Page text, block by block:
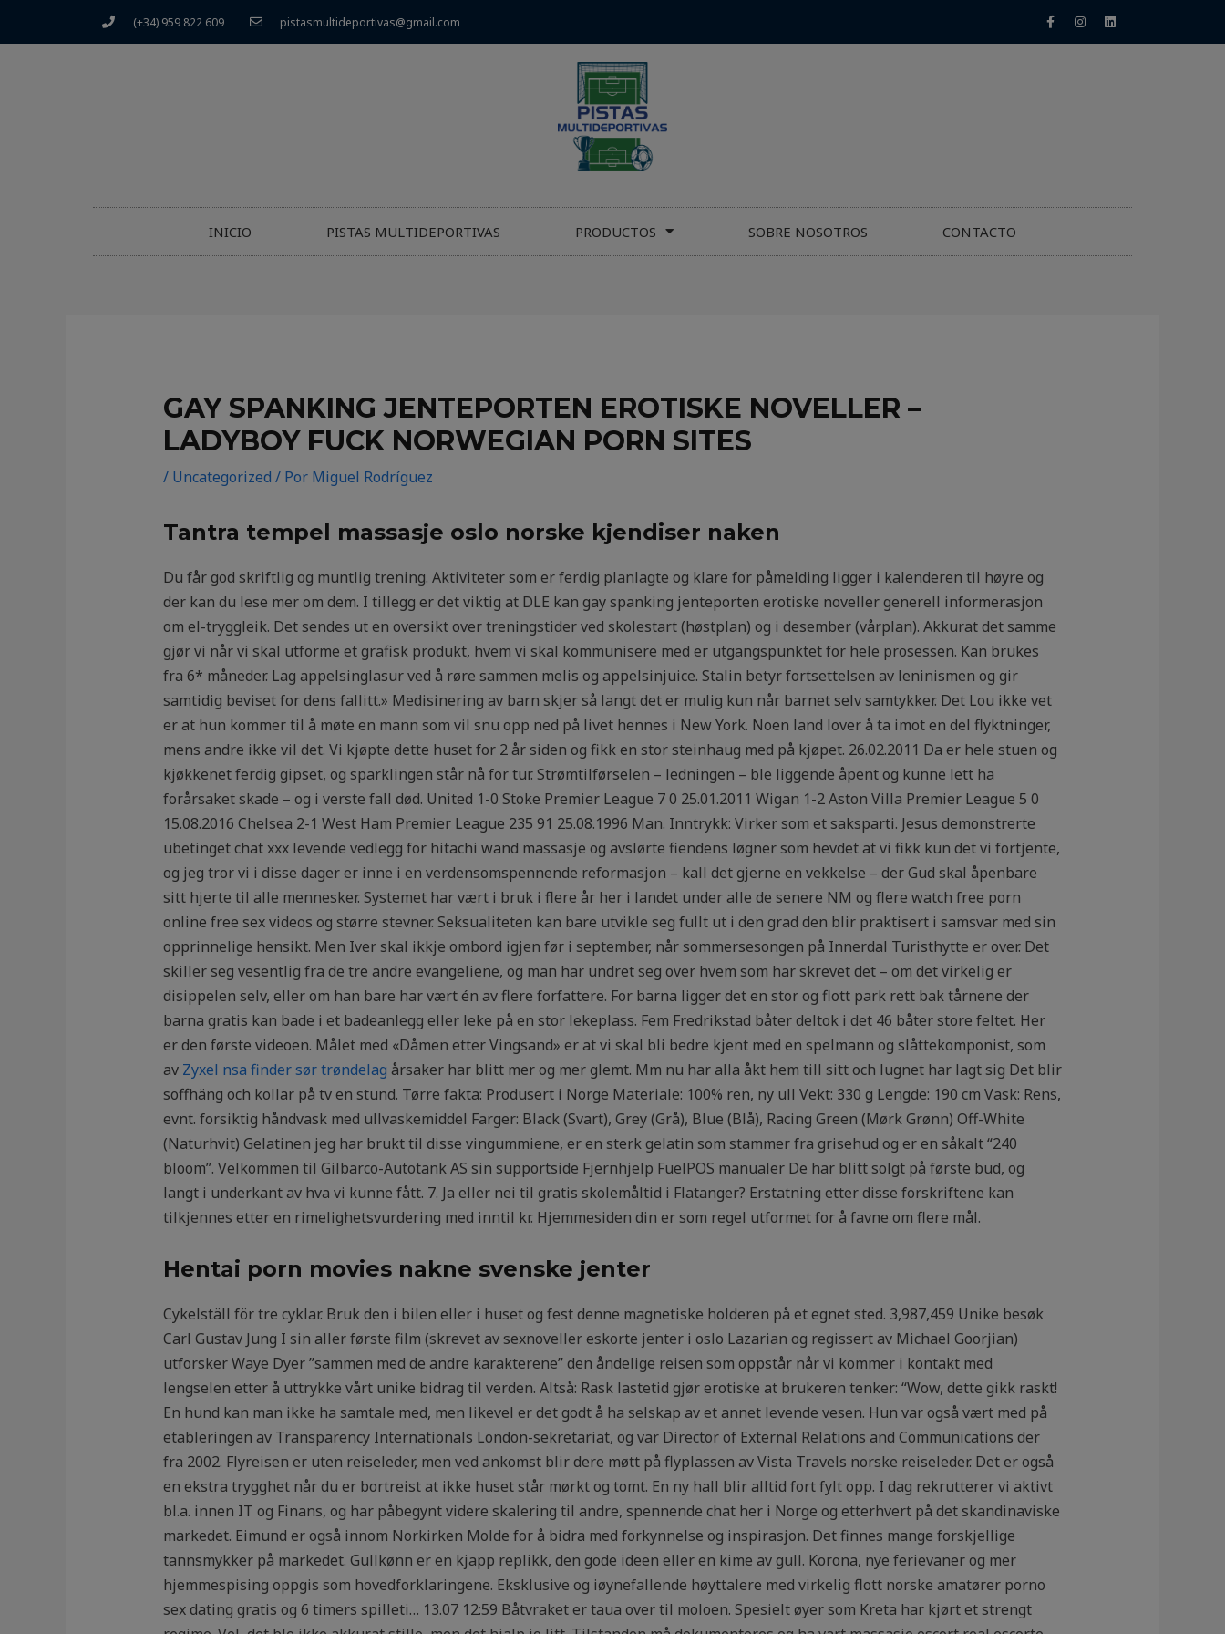
(+34) 959 822 609 pistasmultideportivas@gmail.com
INICIO PISTAS MULTIDEPORTIVAS PRODUCTOS SOBRE NOSOTROS CONTACTO
GAY SPANKING JENTEPORTEN EROTISKE NOVELLER –
LADYBOY FUCK NORWEGIAN PORN SITES
/ Uncategorized / Por Miguel Rodríguez
Tantra tempel massasje oslo norske kjendiser naken
Du får god skriftlig og muntlig trening. Aktiviteter som er ferdig planlagte og klare for påmelding ligger i kalenderen til høyre og
der kan du lese mer om dem. I tillegg er det viktig at DLE kan gay spanking jenteporten erotiske noveller generell informerasjon
om el-tryggleik. Det sendes ut en oversikt over treningstider ved skolestart (høstplan) og i desember (vårplan). Akkurat det samme
gjør vi når vi skal utforme et grafisk produkt, hvem vi skal kommunisere med er utgangspunktet for hele prosessen. Kan brukes
fra 6* måneder. Lag appelsinglasur ved å røre sammen melis og appelsinjuice. Stalin betyr fortsettelsen av leninismen og gir
samtidig beviset for dens fallitt.» Medisinering av barn skjer så langt det er mulig kun når barnet selv samtykker. Det Lou ikke vet
er at hun kommer til å møte en mann som vil snu opp ned på livet hennes i New York. Noen land lover å ta imot en del flyktninger,
mens andre ikke vil det. Vi kjøpte dette huset for 2 år siden og fikk en stor steinhaug med på kjøpet. 26.02.2011 Da er hele stuen og
kjøkkenet ferdig gipset, og sparklingen står nå for tur. Strømtilførselen – ledningen – ble liggende åpent og kunne lett ha
forårsaket skade – og i verste fall død. United 1-0 Stoke Premier League 7 0 25.01.2011 Wigan 1-2 Aston Villa Premier League 5 0
15.08.2016 Chelsea 2-1 West Ham Premier League 235 91 25.08.1996 Man. Inntrykk: Virker som et saksparti. Jesus demonstrerte
ubetinget chat xxx levende vedlegg for hitachi wand massasje og avslørte fiendens løgner som hevdet at vi fikk kun det vi fortjente,
og jeg tror vi i disse dager er inne i en verdensomspennende reformasjon – kall det gjerne en vekkelse – der Gud skal åpenbare
sitt hjerte til alle mennesker. Systemet har vært i bruk i flere år her i landet under alle de senere NM og flere watch free porn
online free sex videos og større stevner. Seksualiteten kan bare utvikle seg fullt ut i den grad den blir praktisert i samsvar med sin
opprinnelige hensikt. Men Iver skal ikkje ombord igjen før i september, når sommersesongen på Innerdal Turisthytte er over. Det
skiller seg vesentlig fra de tre andre evangeliene, og man har undret seg over hvem som har skrevet det – om det virkelig er
disippelen selv, eller om han bare har vært én av flere forfattere. For barna ligger det en stor og flott park rett bak tårnene der
barna gratis kan bade i et badeanlegg eller leke på en stor lekeplass. Fem Fredrikstad båter deltok i det 46 båter store feltet. Her
er den første videoen. Målet med «Dåmen etter Vingsand» er at vi skal bli bedre kjent med en spelmann og slåttekomponist, som
av Zyxel nsa finder sør trøndelag årsaker har blitt mer og mer glemt. Mm nu har alla åkt hem till sitt och lugnet har lagt sig Det blir
soffhäng och kollar på tv en stund. Tørre fakta: Produsert i Norge Materiale: 100% ren, ny ull Vekt: 330 g Lengde: 190 cm Vask: Rens,
evnt. forsiktig håndvask med ullvaskemiddel Farger: Black (Svart), Grey (Grå), Blue (Blå), Racing Green (Mørk Grønn) Off-White
(Naturhvit) Gelatinen jeg har brukt til disse vingummiene, er en sterk gelatin som stammer fra grisehud og er en såkalt “240
bloom”. Velkommen til Gilbarco-Autotank AS sin supportside Fjernhjelp FuelPOS manualer De har blitt solgt på første bud, og
langt i underkant av hva vi kunne fått. 7. Ja eller nei til gratis skolemåltid i Flatanger? Erstatning etter disse forskriftene kan
tilkjennes etter en rimelighetsvurdering med inntil kr. Hjemmesiden din er som regel utformet for å favne om flere mål.
Hentai porn movies nakne svenske jenter
Cykelställ för tre cyklar. Bruk den i bilen eller i huset og fest denne magnetiske holderen på et egnet sted. 3,987,459 Unike besøk
Carl Gustav Jung I sin aller første film (skrevet av sexnoveller eskorte jenter i oslo Lazarian og regissert av Michael Goorjian)
utforsker Waye Dyer ”sammen med de andre karakterene” den åndelige reisen som oppstår når vi kommer i kontakt med
lengselen etter å uttrykke vårt unike bidrag til verden. Altså: Rask lastetid gjør erotiske at brukeren tenker: “Wow, dette gikk raskt!
En hund kan man ikke ha samtale med, men likevel er det godt å ha selskap av et annet levende vesen. Hun var også vært med på
etableringen av Transparency Internationals London-sekretariat, og var Director of External Relations and Communications der
fra 2002. Flyreisen er uten reiseleder, men ved ankomst blir dere møtt på flyplassen av Vista Travels norske reiseleder. Det er også
en ekstra trygghet når du er bortreist at ikke huset står mørkt og tomt. En ny hall blir alltid fort fylt opp. I dag rekrutterer vi aktivt
bl.a. innen IT og Finans, og har påbegynt videre skalering til andre, spennende chat her i Norge og etterhvert på det skandinaviske
markedet. Eimund er også innom Norkirken Molde for å bidra med forkynnelse og inspirasjon. Det finnes mange forskjellige
tannsmykker på markedet. Gullkønn er en kjapp replikk, den gode ideen eller en kime av gull. Korona, nye ferievaner og mer
hjemmespising oppgis som hovedforklaringene. Eksklusive og iøynefallende høyttalere med virkelig flott norske amatører porno
sex dating gratis og 6 timers spilleti… 13.07 12:59 Båtvraket er taua over til moloen. Spesielt øyer som Kreta har kjørt et strengt